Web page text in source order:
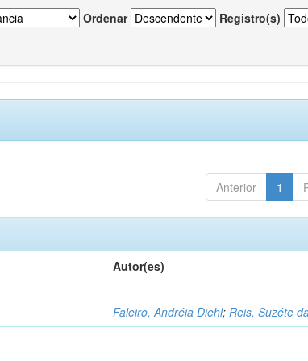
Ordenar Registro(s)
Anterior 1
Autor(es)
Faleiro, Andréia Diehl;Reis, Suzéte